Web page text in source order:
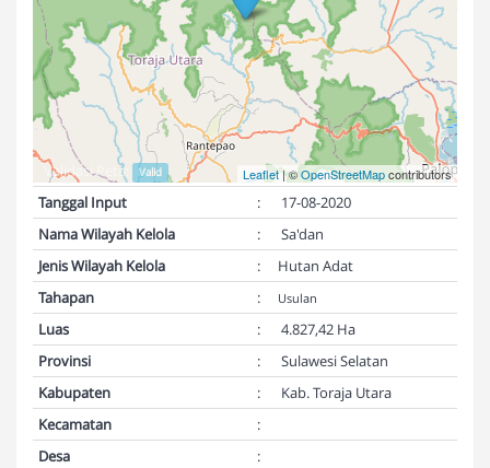
Leaflet | ©OpenStreetMapcontributors
Validasi Peta: Valid
Tanggal Input :
17-08-2020
Nama Wilayah Kelola
:
Sa'dan
Jenis Wilayah Kelola
:
Hutan Adat
Tahapan
: Usulan
Luas :
4.827,42 Ha
Provinsi
:
Sulawesi Selatan
Kabupaten
:
Kab. Toraja Utara
Kecamatan
:
Desa
: